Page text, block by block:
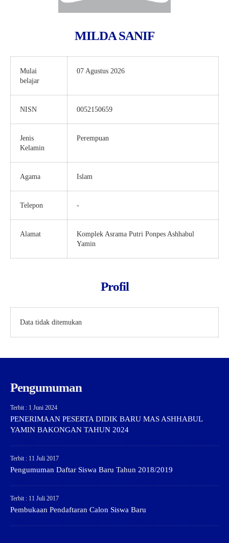
MILDA SANIF
Mulai
belajar
07 Agustus 2026
NISN 0052150659
Jenis
Kelamin
Perempuan
Agama Islam
Telepon -
Alamat
Komplek Asrama Putri Ponpes Ashhabul
Yamin
Profil
Data tidak ditemukan
Pengumuman
Terbit : 1 Juni 2024
PENERIMAAN PESERTA DIDIK BARU MAS ASHHABUL
YAMIN BAKONGAN TAHUN 2024
Terbit : 11 Juli 2017
Pengumuman Daftar Siswa Baru Tahun 2018/2019
Terbit : 11 Juli 2017
Pembukaan Pendaftaran Calon Siswa Baru